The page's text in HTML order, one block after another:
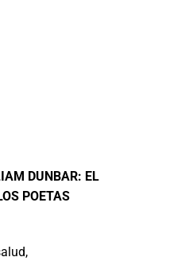
DUNBAR: EL
POETAS